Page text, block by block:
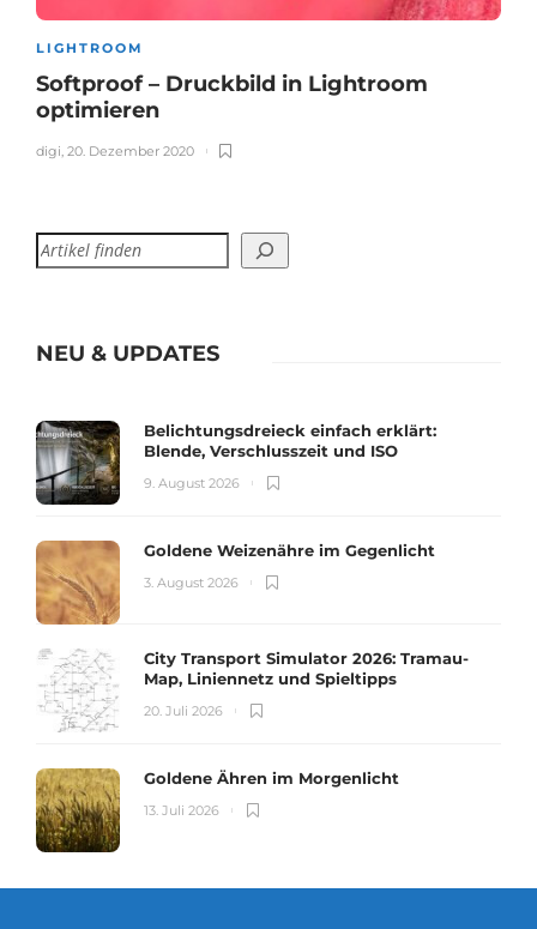
LIGHTROOM
Softproof – Druckbild in Lightroom
optimieren
digi 20. Dezember 2020
NEU & UPDATES
Belichtungsdreieck einfach erklärt:
Blende, Verschlusszeit und ISO
9. August 2026
Goldene Weizenähre im Gegenlicht
3. August 2026
City Transport Simulator 2026: Tramau-
Map, Liniennetz und Spieltipps
20. Juli 2026
Goldene Ähren im Morgenlicht
13. Juli 2026